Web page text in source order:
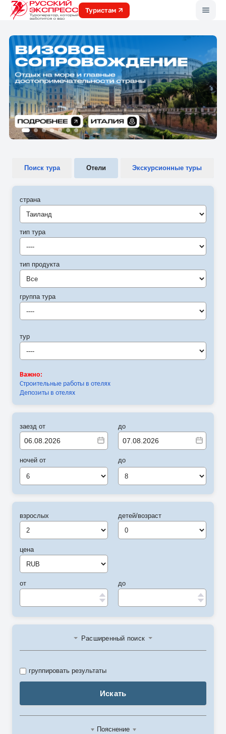
Туристам
Поиск тура Отели Экскурсионные туры
страна
Таиланд
тип тура
----
тип продукта
Все
группа тура
----
тур
----
Важно:
Строительные работы в отелях
Депозиты в отелях
заезд от
ночей от
6
до
до
8
взрослых
цена
от
детей/возраст
до
Расширенный поиск
Искать
группировать результаты
Пояснение